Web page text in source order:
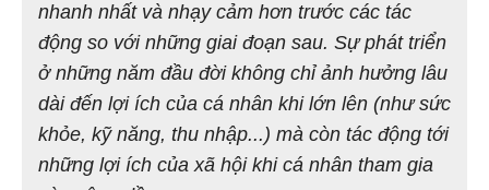
nhanh nhất và nhạy cảm hơn trước các tác
động so với những giai đoạn sau. Sự phát triển
ở những năm đầu đời không chỉ ảnh hưởng lâu
dài đến lợi ích của cá nhân khi lớn lên (như sức
khỏe, kỹ năng, thu nhập...) mà còn tác động tới
những lợi ích của xã hội khi cá nhân tham gia